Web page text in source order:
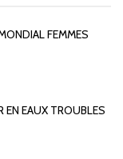
FEMMES
EN EAUX TROUBLES